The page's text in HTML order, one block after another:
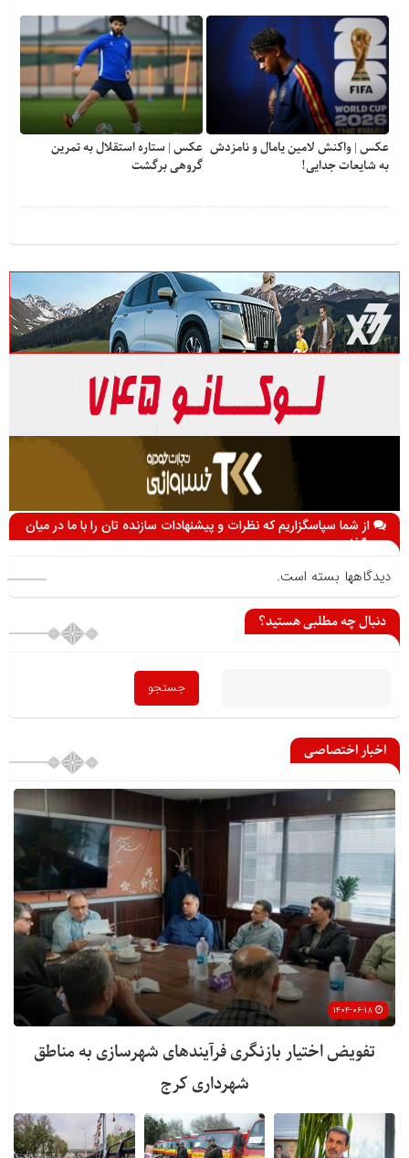
عکس | واکنش لامین یامال و نامزدش
به شایعات جدایی!
عکس | ستاره استقلال به تمرین
گروهی برگشت
از شما سپاسگزاریم که نظرات و پیشنهادات سازنده تان را با ما در میان
می گذارید
دیدگاهها بسته است.
دنبال چه مطلبی هستید؟
اخبار اختصاصی
تفویض اختیار بازنگری فرآیندهای شهرسازی به مناطق
شهرداری کرج